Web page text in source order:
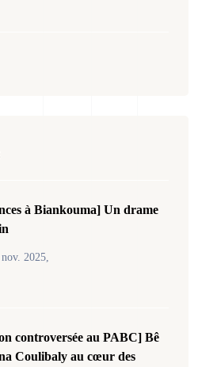
à Biankouma] Un drame
2025,
controversée au PABC] Bê
Coulibaly au cœur des